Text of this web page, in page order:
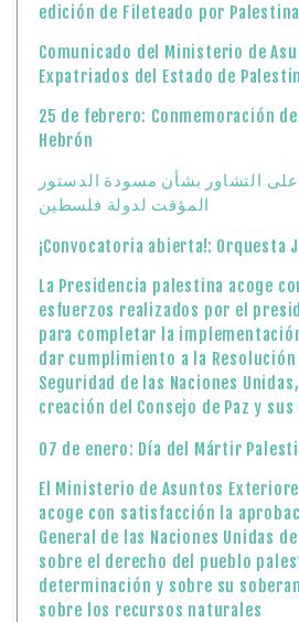
edición de Fileteado por
Comunicado del Ministerio de
Expatriados del Estado de
25 de febrero: Conmemoración
Hebrón
التشاور بشأن مسودة الدستور
المؤقت لدولة فلسطين
¡Convocatoria abierta!: Orquesta
La Presidencia palestina acoge
esfuerzos realizados por el
para completar la
dar cumplimiento a la Resolución
Seguridad de las Naciones
creación del Consejo de Paz y
07 de enero: Día del Mártir
El Ministerio de Asuntos
acoge con satisfacción la
General de las Naciones Unidas
sobre el derecho del pueblo
determinación y sobre su
sobre los recursos naturales